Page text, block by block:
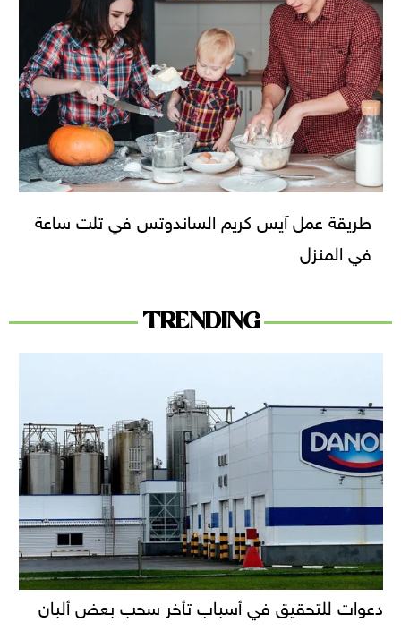
طريقة عمل آيس كريم الساندوتس في تلت ساعة
في المنزل
TRENDING
دعوات للتحقيق في أسباب تأخر سحب بعض ألبان